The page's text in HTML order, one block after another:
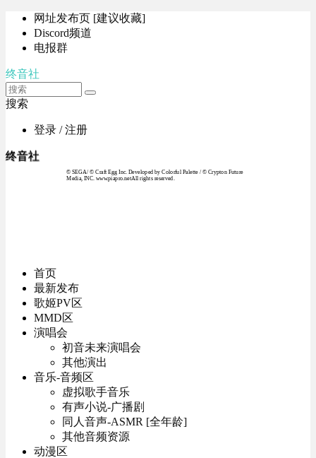
网址发布页 [建议收藏]
Discord频道
电报群
终音社
搜索
登录 / 注册
终音社
© SEGA / © Craft Egg Inc. Developed by Colorful Palette / © Crypton Future
Media, INC. www.piapro.netAll rights reserved.
首页
最新发布
歌姬PV区
MMD区
演唱会
初音未来演唱会
其他演出
音乐-音频区
虚拟歌手音乐
有声小说-广播剧
同人音声-ASMR [全年龄]
其他音频资源
动漫区